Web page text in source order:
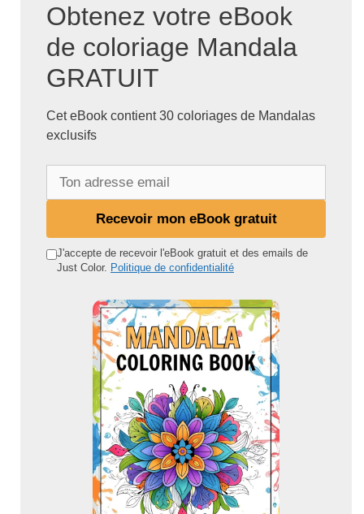
Obtenez votre eBook
de coloriage Mandala
GRATUIT
Cet eBook contient 30 coloriages de Mandalas
exclusifs
d
Recevoir mon eBook gratuit
J'accepte de recevoir l'eBook gratuit et des emails de
Just Color. Politique de confidentialité